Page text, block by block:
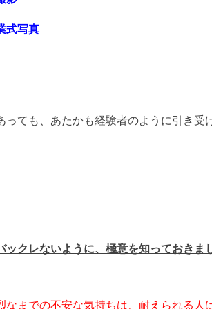
式写真
っても、あたかも経験者のように引き受
ックレないように、極意を知っておきま
なまでの不安な気持ちは、耐えられる人